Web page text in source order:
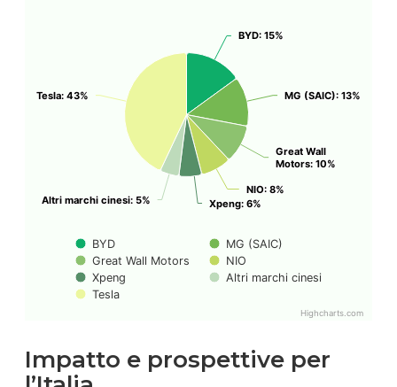
BYD: 15%
BYD: 15%
MG (SAIC): 13%
MG (SAIC): 13%
Great Wall
Motors: 10%
Great Wall
Motors: 10%
NIO: 8%
NIO: 8%
Xpeng: 6%
Xpeng: 6%
Altri marchi cinesi: 5%
Altri marchi cinesi: 5%
Tesla: 43%
Tesla: 43%
BYD
MG (SAIC)
Great Wall Motors
NIO
Xpeng
Altri marchi cinesi
Tesla
Highcharts.com
Impatto e prospettive per